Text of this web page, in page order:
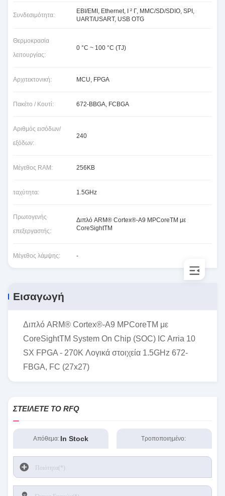
Συνδεσιμότητα:
EBI/EMI, Ethernet, Ι ² Γ, MMC/SD/SDIO, SPI,
UART/USART, USB OTG
Θερμοκρασία
λειτουργίας:
0 °C ~ 100 °C (TJ)
Αρχιτεκτονική: MCU, FPGA
Πακέτο / Κουτί: 672-BBGA, FCBGA
Αριθμός εισόδων/
εξόδων:
240
Μέγεθος RAM: 256KB
ταχύτητα: 1.5GHz
Πρωτογενής
επεξεργαστής:
Διπλό ARM® Cortex®-A9 MPCoreTM με
CoreSightTM
Μέγεθος λάμψης: -
Εισαγωγή
Διπλό ARM® Cortex®-A9 MPCoreTM με
CoreSightTM System On Chip (SOC) IC Arria 10
SX FPGA - 270K Λογικά στοιχεία 1.5GHz 672-
FBGA, FC (27x27)
ΣΤΕΊΛΕΤΕ ΤΟ RFQ
Απόθεμα: In Stock Τροποποιημένο: